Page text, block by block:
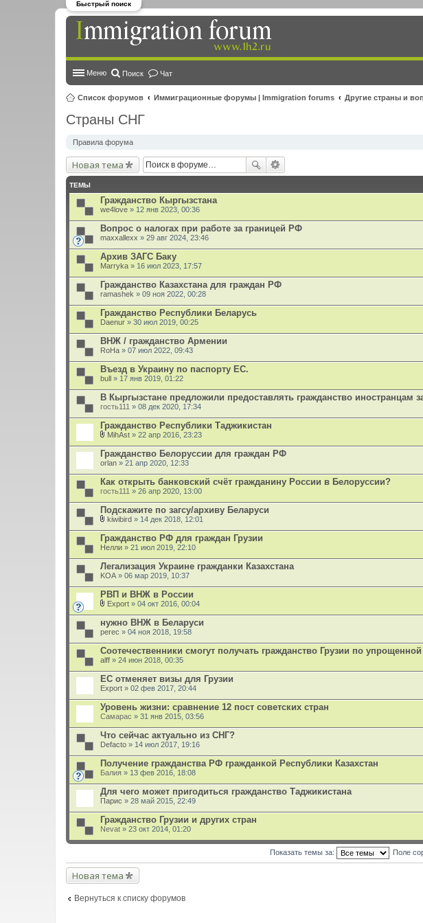
Меню Поиск Чат
Список форумов Иммиграционные форумы | Immigration forums Другие страны и
Быстрый поиск
Страны СНГ
Правила форума
Новая тема
ТЕМЫ
Гражданство Кыргызстана
we4love » 12 янв 2023, 00:36
Вопрос о налогах при работе за границей РФ
maxxallexx » 29 авг 2024, 23:46
Архив ЗАГС Баку
Marryka » 16 июл 2023, 17:57
Гражданство Казахстана для граждан РФ
ramashek » 09 ноя 2022, 00:28
Гражданство Республики Беларусь
Daenur » 30 июл 2019, 00:25
ВНЖ / гражданство Армении
RoHa » 07 июл 2022, 09:43
Въезд в Украину по паспорту ЕС.
bull » 17 янв 2019, 01:22
В Кыргызстане предложили предоставлять гражданство иностранцам
гость111 » 08 дек 2020, 17:34
Гражданство Республики Таджикистан
л
о
ж
е
н
и
MihAst » 22 апр 2016, 23:23
Гражданство Белоруссии для граждан РФ
orlan » 21 апр 2020, 12:33
Как открыть банковский счёт гражданину России в Белоруссии?
гость111 » 26 апр 2020, 13:00
Подскажите по загсу/архиву Беларуси
л
о
ж
е
н
и
kiwibird » 14 дек 2018, 12:01
Гражданство РФ для граждан Грузии
Нелли » 21 июл 2019, 22:10
Легализация Украине гражданки Казахстана
KOA » 06 мар 2019, 10:37
РВП и ВНЖ в России
л
о
ж
е
н
и
Export » 04 окт 2016, 00:04
нужно ВНЖ в Беларуси
perec » 04 ноя 2018, 19:58
Соотечественники смогут получать гражданство Грузии по
alff » 24 июн 2018, 00:35
ЕС отменяет визы для Грузии
Export » 02 фев 2017, 20:44
Уровень жизни: сравнение 12 пост советских стран
Самарас » 31 янв 2015, 03:56
Что сейчас актуально из СНГ?
Defacto » 14 июл 2017, 19:16
Получение гражданства РФ гражданкой Республики Казахстан
Балия » 13 фев 2016, 18:08
Для чего может пригодиться гражданство Таджикистана
Парис » 28 май 2015, 22:49
Гражданство Грузии и других стран
Nevat » 23 окт 2014, 01:20
Показать темы за: Поле
Новая тема
Вернуться к списку форумов